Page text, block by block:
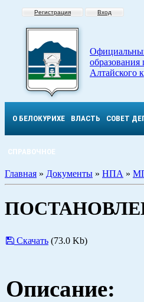
Регистрация Вход
образования
Алтайского
О БЕЛОКУРИХЕ ВЛАСТЬ СОВЕТ
СПРАВОЧНОЕ
Главная » Документы » НПА »
Скачать (73.0 Kb)
Описание: